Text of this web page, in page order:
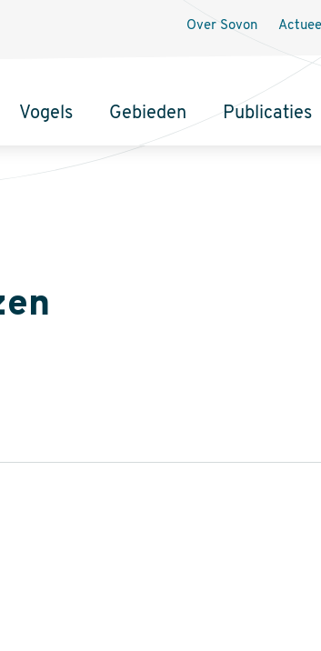
Vogels Gebieden Publicaties
Secundaire
Over Sovon